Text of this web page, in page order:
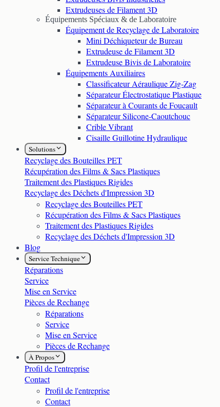
Extrudeuses de Filament 3D
Équipements Spéciaux & de Laboratoire
Équipement de Recyclage de Laboratoire
Mini Déchiqueteur de Bureau
Extrudeuse de Filament 3D
Extrudeuse Bivis de Laboratoire
Équipements Auxiliaires
Classificateur Aéraulique Zig-Zag
Séparateur Électrostatique Plastique
Séparateur à Courants de Foucault
Séparateur Silicone-Caoutchouc
Crible Vibrant
Cisaille Guillotine Hydraulique
Solutions
Recyclage des Bouteilles PET
Récupération des Films & Sacs Plastiques
Traitement des Plastiques Rigides
Recyclage des Déchets d'Impression 3D
Recyclage des Bouteilles PET
Récupération des Films & Sacs Plastiques
Traitement des Plastiques Rigides
Recyclage des Déchets d'Impression 3D
Blog
Service Technique
Réparations
Service
Mise en Service
Pièces de Rechange
Réparations
Service
Mise en Service
Pièces de Rechange
À Propos
Profil de l'entreprise
Contact
Profil de l'entreprise
Contact